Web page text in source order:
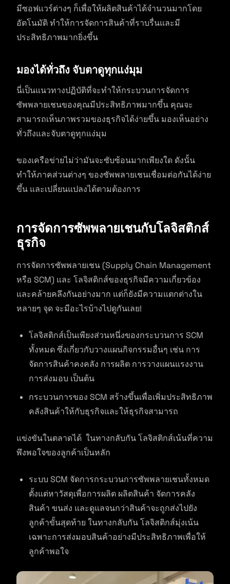
มีซอฟเเวร์ต่างๆ ก็เพื่อให้ผลิตสินค้าได้จำนวนมากโดย
อัตโนมัติ ทำให้การจัดการสินค้าที่ราบรื่นและมี
ประสิทธิภาพมากยิ่งขึ้น
มองได้ทั่วถึง จับตาดูทุกแง่มุม
นี่เป็นแนวทางปฏิบัติที่จะทำให้กระบวนการจัดการ
ซัพพลายเชนของคุณมีประสิทธิภาพมากขึ้น คุณจะ
สามารถเห็นภาพรวมของธุรกิจได้ง่ายขึ้น มองเห็นอย่าง
ทั่วถึงและจับตาดูทุกแง่มุม
ของเครือข่ายไม่ว่ามันจะซับซ้อนมากเพียงใด ดังนั้น
ทำให้ภาคส่วนต่างๆ ของซัพพลายเชนเชื่อมต่อกันได้ง่าย
ขึ้น และเปลี่ยนแปลงได้ตามต้องการ
การจัดการซัพพลายเชนกับโลจิสติกส์
ธุรกิจ
การจัดการซัพพลายเชน (Supply Chain Management
หรือ SCM) และ โลจิสติกส์ของธุรกิจมีความเกี่ยวข้อง
และคล้ายคลึงกันอย่างมาก แต่ก็ยังมีความแตกต่างใน
หลายๆ จุด จะมีอะไรบ้างไปดูกันเลย!
โลจิสติกส์เป็นเพียงส่วนหนึ่งของกระบวนการ SCM
ทั้งหมด ซึ่งเกี่ยวกับวางแผนกิจกรรมอื่นๆ เช่น การ
จัดการสินค้าคงคลัง การผลิต การวางแผนแรงงาน
การส่งมอบ เป็นต้น
กระบวนการของ SCM สร้างขึ้นเพื่อเพิ่มประสิทธิภาพ
คลังสินค้าให้กับธุรกิจและให้ธุรกิจสามารถ
แข่งขันในตลาดได้ ในทางกลับกัน โลจิสติกส์เน้นที่ความ
พึงพอใจของลูกค้าเป็นหลัก
ระบบ SCM จัดการกระบวนการซัพพลายเชนทั้งหมด
ตั้งแต่หาวัสดุเพื่อการผลิต ผลิตสินค้า จัดการคลัง
สินค้า ขนส่ง และดูแลจนกว่าสินค้าจะถูกส่งไปยัง
ลูกค้าขั้นสุดท้าย ในทางกลับกัน โลจิสติกส์มุ่งเน้น
เฉพาะการส่งมอบสินค้าอย่างมีประสิทธิภาพเพื่อให้
ลูกค้าพอใจ